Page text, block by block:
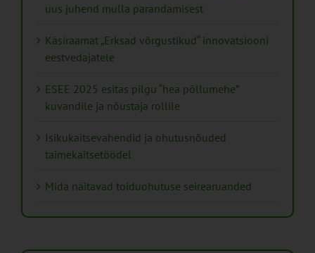
uus juhend mulla parandamisest
Käsiraamat „Erksad võrgustikud“ innovatsiooni
eestvedajatele
ESEE 2025 esitas pilgu “hea põllumehe”
kuvandile ja nõustaja rollile
Isikukaitsevahendid ja ohutusnõuded
taimekaitsetöödel
Mida näitavad toiduohutuse seirearuanded